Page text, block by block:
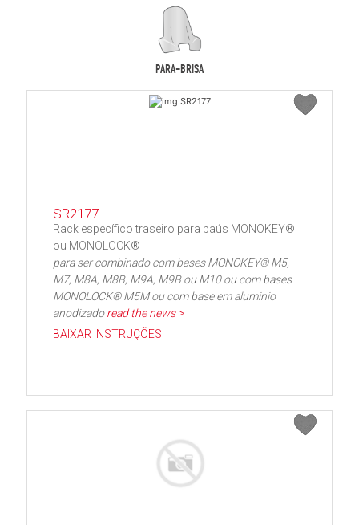
PARA-BRISA
SR2177
Rack específico traseiro para baús MONOKEY®
ou MONOLOCK®
para ser combinado com bases MONOKEY® M5,
M7, M8A, M8B, M9A, M9B ou M10 ou com bases
MONOLOCK® M5M ou com base em aluminio
anodizadoread the news >
BAIXAR INSTRUÇÕES